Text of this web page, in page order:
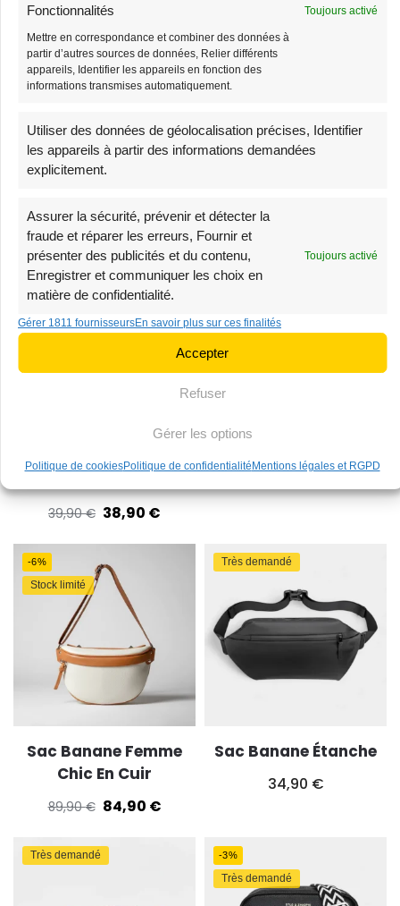
Fonctionnalités Toujours activé
Mettre en correspondance et combiner des données à
partir d’autres sources de données, Relier différents
appareils, Identifier les appareils en fonction des
informations transmises automatiquement.
Utiliser des données de géolocalisation précises, Identifier
les appareils à partir des informations demandées
explicitement.
Assurer la sécurité, prévenir et détecter la
fraude et réparer les erreurs, Fournir et
présenter des publicités et du contenu,
Enregistrer et communiquer les choix en
matière de confidentialité.
Toujours activé
Gérer 1811 fournisseursEn savoir plus sur ces finalités
Accepter
Refuser
Gérer les options
Politique de cookiesPolitique de confidentialité Mentions légales et RGPD
Sac Banane Velours
Côtelé Beige
Sac Banane Homme
Stock limité
Petit Sac Banane
Velours Côtelé
39,90€ 38,90 €
Très demandé
Sac Banane XL Velours
34,90€ 33,90€
-6%
Stock limité
Sac Banane Femme
Chic En Cuir
89,90€ 84,90 €
Très demandé
Sac Banane Étanche
34,90 €
Très demandé -3%
Très demandé